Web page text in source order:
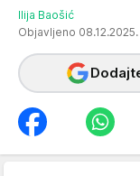
Ilija Baošić
Objavljeno 08.12.2025.